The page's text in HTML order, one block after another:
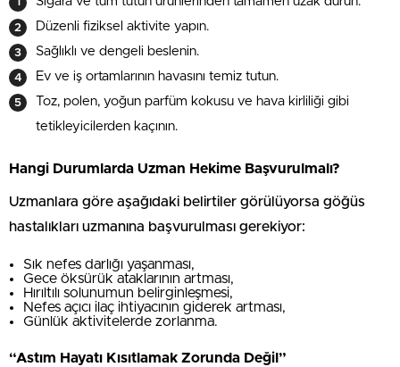
Düzenli fiziksel aktivite yapın.
Sağlıklı ve dengeli beslenin.
Ev ve iş ortamlarının havasını temiz tutun.
Toz, polen, yoğun parfüm kokusu ve hava kirliliği gibi
tetikleyicilerden kaçının.
Hangi Durumlarda Uzman Hekime Başvurulmalı?
Uzmanlara göre aşağıdaki belirtiler görülüyorsa göğüs
hastalıkları uzmanına başvurulması gerekiyor:
Sık nefes darlığı yaşanması,
Gece öksürük ataklarının artması,
Hırıltılı solunumun belirginleşmesi,
Nefes açıcı ilaç ihtiyacının giderek artması,
Günlük aktivitelerde zorlanma.
“Astım Hayatı Kısıtlamak Zorunda Değil”